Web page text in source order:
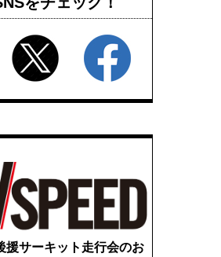
援サーキット走行会のお